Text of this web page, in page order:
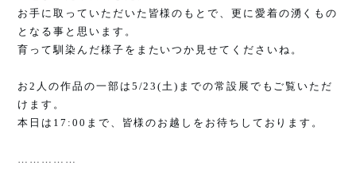
お手に取っていただいた皆様のもとで、更に愛着の湧くもの
となる事と思います。
育って馴染んだ様子をまたいつか見せてくださいね。
お2 人の作品の一部は 5/23(土) までの常設展でもご覧いただ
けます。
本日は 17:00 まで、皆様のお越しをお待ちしております。
……………